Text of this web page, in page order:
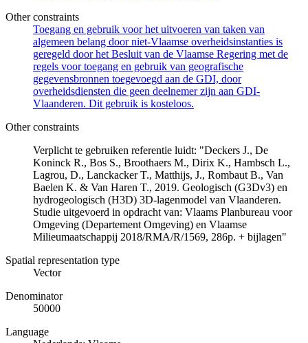
Other constraints
Toegang en gebruik voor het uitvoeren van taken van
algemeen belang door niet-Vlaamse overheidsinstanties is
geregeld door het Besluit van de Vlaamse Regering met de
regels voor toegang en gebruik van geografische
gegevensbronnen toegevoegd aan de GDI, door
overheidsdiensten die geen deelnemer zijn aan GDI-
Vlaanderen. Dit gebruik is kosteloos.
Other constraints
Verplicht te gebruiken referentie luidt: "Deckers J., De
Koninck R., Bos S., Broothaers M., Dirix K., Hambsch L.,
Lagrou, D., Lanckacker T., Matthijs, J., Rombaut B., Van
Baelen K. & Van Haren T., 2019. Geologisch (G3Dv3) en
hydrogeologisch (H3D) 3D-lagenmodel van Vlaanderen.
Studie uitgevoerd in opdracht van: Vlaams Planbureau voor
Omgeving (Departement Omgeving) en Vlaamse
Milieumaatschappij 2018/RMA/R/1569, 286p. + bijlagen"
Spatial representation type
Vector
Denominator
50000
Language